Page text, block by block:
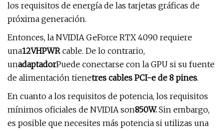
los requisitos de energía de las tarjetas gráficas de
próxima generación.
Entonces, la NVIDIA GeForce RTX 4090 requiere
una12VHPWRcable. De lo contrario,
unadaptadorPuede conectarse con la GPU si su fuente
de alimentación tienetres cables PCI-e de 8 pines.
En cuanto a los requisitos de potencia, los requisitos
mínimos oficiales de NVIDIA son850W. Sin embargo,
es posible que necesites más potencia si utilizas una